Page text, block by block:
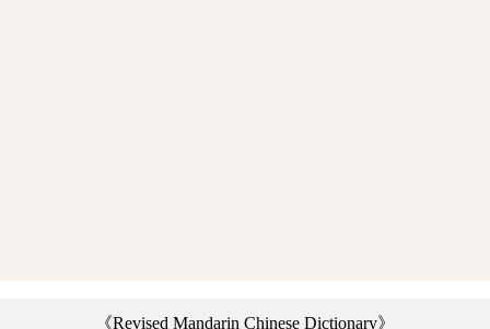
《Revised Mandarin Chinese Dictionary》